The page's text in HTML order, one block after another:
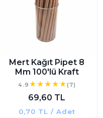
Mert Kağıt Pipet 8
Mm 100'lü Kraft
4.9 (7)
69,60 TL
0,70 TL / Adet